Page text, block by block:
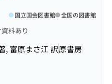
料あり
, 富原まさ江 訳原書房
国立国会図書館 全国の図書館